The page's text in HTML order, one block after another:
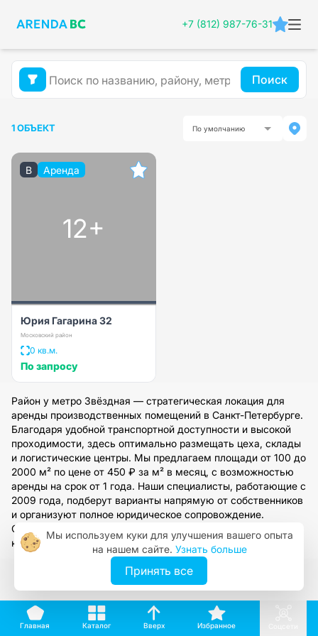
+7 (812) 987-76-31
Поиск
1 ОБЪЕКТ По умолчанию
B Аренда
12+
Юрия Гагарина 32
Московский район
0 кв.м.
По запросу
Район у метро Звёздная — стратегическая локация для
аренды производственных помещений в Санкт-Петербурге.
Благодаря удобной транспортной доступности и высокой
проходимости, здесь оптимально размещать цеха, склады
и логистические центры. Мы предлагаем площади от 100 до
2000 м² по цене от 450 ₽ за м² в месяц, с возможностью
аренды на срок от 1 года. Наши специалисты, работающие с
2009 года, подберут варианты напрямую от собственников
и организуют полное юридическое сопровождение.
Оставьте заявку на сайте, чтобы получить персональную
консультацию и подбор под ваши задачи.
Главная Каталог Вверх Избранное
Мы используем куки для улучшения вашего опыта
на нашем сайте. Узнать больше
Принять все